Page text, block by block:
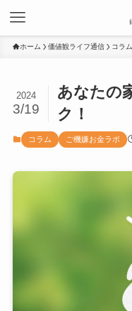
ホーム 価値観ライフ通信 コラム
あなたの
ク！
2024
3/19
コラム ご機嫌お金ラボ